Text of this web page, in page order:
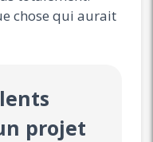
chose qui aurait
projet